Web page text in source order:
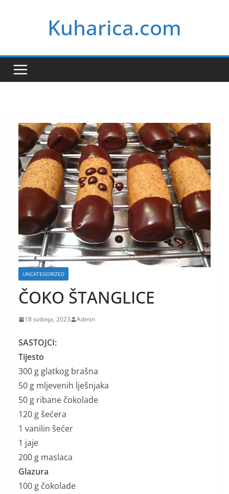
Kuharica.com
UNCATEGORIZED
ČOKO ŠTANGLICE
18 svibnja, 2023 Admin
SASTOJCI:
Tijesto
300 g glatkog brašna
50 g mljevenih lješnjaka
50 g ribane čokolade
120 g šećera
1 vanilin šećer
1 jaje
200 g maslaca
Glazura
100 g čokolade